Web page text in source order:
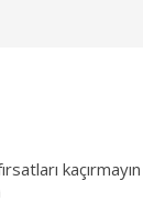
kaçırmayın